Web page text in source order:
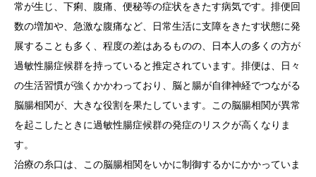
常が生じ、下痢、腹痛、便秘等の症状をきたす病気です。排便回
数の増加や、急激な腹痛など、日常生活に支障をきたす状態に発
展することも多く、程度の差はあるものの、日本人の多くの方が
過敏性腸症候群を持っていると推定されています。排便は、日々
の生活習慣が強くかかわっており、脳と腸が自律神経でつながる
脳腸相関が、大きな役割を果たしています。この脳腸相関が異常
を起こしたときに過敏性腸症候群の発症のリスクが高くなりま
す。
治療の糸口は、この脳腸相関をいかに制御するかにかかっていま